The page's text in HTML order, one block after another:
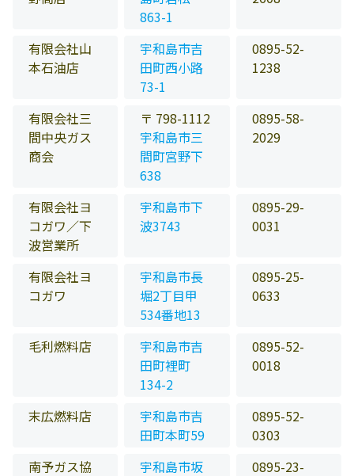
863-1
有限会社山
本石油店
宇和島市吉
田町西小路
73-1
0895-52-
1238
有限会社三
間中央ガス
商会
〒 798-1112
宇和島市三
間町宮野下
638
0895-58-
2029
有限会社ヨ
コガワ／下
波営業所
宇和島市下
波3743
0895-29-
0031
有限会社ヨ
コガワ
宇和島市長
堀2丁目甲
534番地13
0895-25-
0633
毛利燃料店
宇和島市吉
田町裡町
134-2
0895-52-
0018
末広燃料店
宇和島市吉
田町本町59
0895-52-
0303
南予ガス協
宇和島市坂
0895-23-